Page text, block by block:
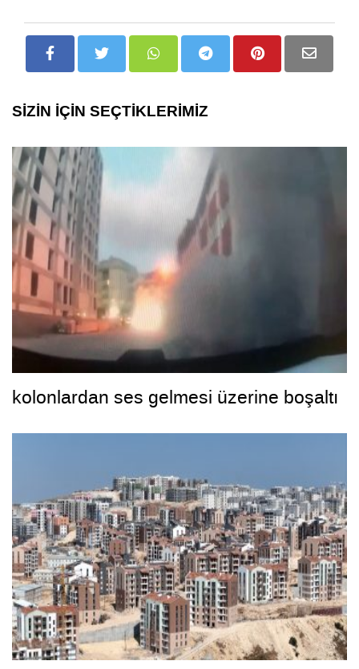
SİZİN İÇİN SEÇTİKLERİMİZ
kolonlardan ses gelmesi üzerine boşaltı